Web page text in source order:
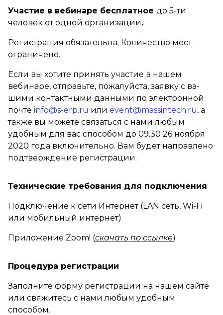
Участие в вебинаре бесплатное до 5-ти
человек от одной организации.
Регистрация обязательна. Количество мест
ограничено.
Если вы хотите принять участие в нашем
вебинаре, отправьте, пожалуйста, заявку с ва­
шими контактными данными по электронной
почте info@s-erp.ru или event@massintech.ru, а
также вы можете связаться с нами любым
удобным для вас способом до 09.30 26 ноября
2020 года включительно. Вам будет направлено
подтверждение регистрации.
Технические требования для подключения
Подключение к сети Интернет (LAN сеть, Wi-Fi
или мобильный интернет)
Приложение Zoom! (скачать по ссылке)
Процедура регистрации
Заполните форму регистрации на нашем сайте
или свяжитесь с нами любым удобным
способом.